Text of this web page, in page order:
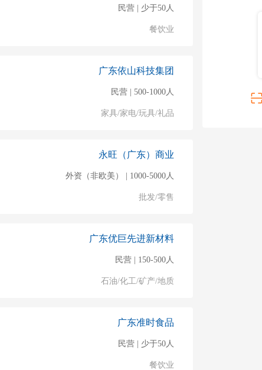
民营 | 少于50人
餐饮业
广东依山科技集团
民营 | 500-1000人
家具/家电/玩具/礼品
永旺（广东）商业
外资（非欧美） | 1000-5000人
批发/零售
广东优巨先进新材料
民营 | 150-500人
石油/化工/矿产/地质
广东准时食品
民营 | 少于50人
餐饮业